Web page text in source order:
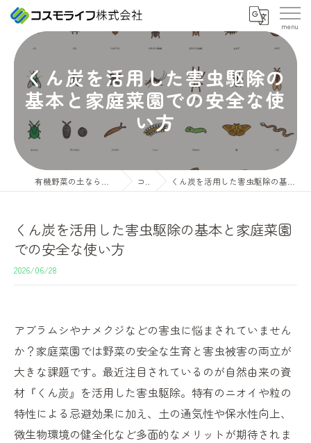
くん炭を活用した害虫駆除の
基本と家庭菜園での安全な使
い方
コラム くん炭を活用した害虫駆除の基本と家庭菜園での安全な使い方
くん炭を活用した害虫駆除の基本と家庭菜園
での安全な使い方
2026/06/28
アブラムシやナメクジなどの害虫に悩まされていません
か？家庭菜園では野菜の安全な生育と害虫被害の両立が
大きな課題です。最近注目されているのが自然由来の資
材『くん炭』を活用した害虫駆除。特有のニオイや粒の
特性による忌避効果に加え、土の通気性や保水性向上、
微生物環境の健全化など多面的なメリットが期待されま